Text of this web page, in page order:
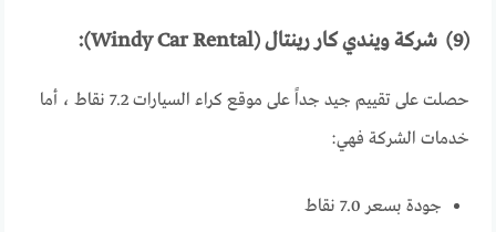
(9) شركة ويندي كار رينتال (Windy Car Rental):
حصلت على تقييم جيد جداً على موقع كراء السيارات 7.2 نقاط ، أما
خدمات الشركة فهي:
جودة بسعر 7.0 نقاط